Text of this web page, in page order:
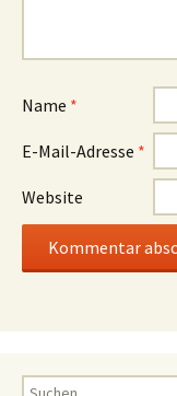
Name *
E-Mail-Adresse *
Website
Suchen